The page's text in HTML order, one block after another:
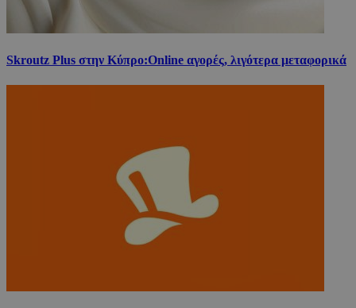
Skroutz Plus στην Κύπρο:Online αγορές, λιγότερα μεταφορικά